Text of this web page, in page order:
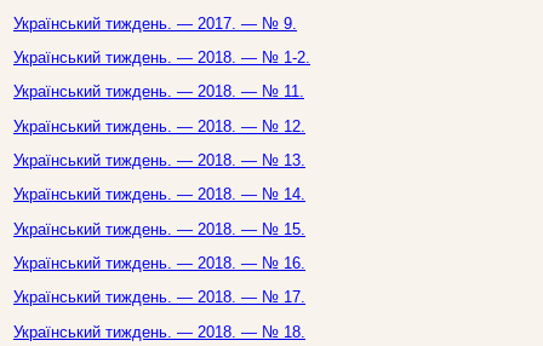
Український тиждень. — 2017. — № 9.
Український тиждень. — 2018. — № 1-2.
Український тиждень. — 2018. — № 11.
Український тиждень. — 2018. — № 12.
Український тиждень. — 2018. — № 13.
Український тиждень. — 2018. — № 14.
Український тиждень. — 2018. — № 15.
Український тиждень. — 2018. — № 16.
Український тиждень. — 2018. — № 17.
Український тиждень. — 2018. — № 18.